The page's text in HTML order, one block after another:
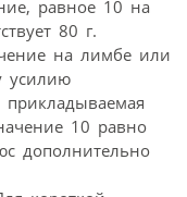
равное 10 на
80 г.
на лимбе или
усилию
10 равно
дополнительно